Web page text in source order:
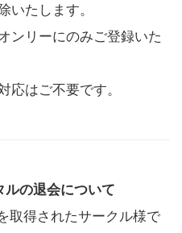
いたします。
ンリーにのみご登録いた
応はご不要です。
ルの退会について
取得されたサークル様で